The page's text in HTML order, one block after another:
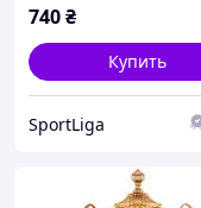
740₴
Купить
SportLiga